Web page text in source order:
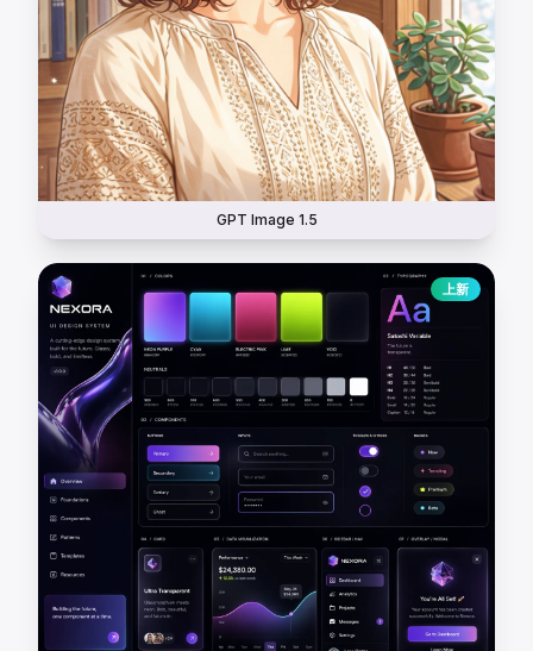
GPT Image 1.5
上新